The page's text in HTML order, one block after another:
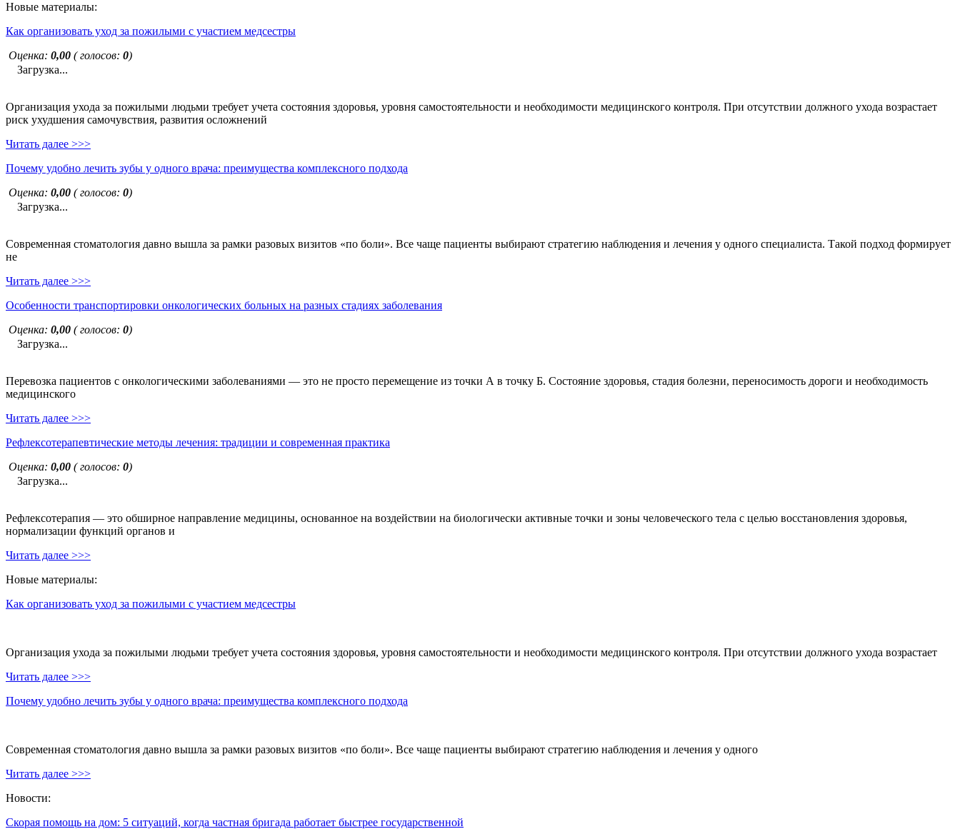
Новые материалы:
Как организовать уход за пожилыми с участием медсестры
Оценка: 0,00 ( голосов: 0)
Загрузка...
Организация ухода за пожилыми людьми требует учета состояния здоровья, уровня самостоятельности и необходимости медицинского контроля. При отсутствии должного ухода возрастает
риск ухудшения самочувствия, развития осложнений
Читать далее >>>
Почему удобно лечить зубы у одного врача: преимущества комплексного подхода
Оценка: 0,00 ( голосов: 0)
Загрузка...
Современная стоматология давно вышла за рамки разовых визитов «по боли». Все чаще пациенты выбирают стратегию наблюдения и лечения у одного специалиста. Такой подход формирует
не
Читать далее >>>
Особенности транспортировки онкологических больных на разных стадиях заболевания
Оценка: 0,00 ( голосов: 0)
Загрузка...
Перевозка пациентов с онкологическими заболеваниями — это не просто перемещение из точки А в точку Б. Состояние здоровья, стадия болезни, переносимость дороги и необходимость
медицинского
Читать далее >>>
Рефлексотерапевтические методы лечения: традиции и современная практика
Оценка: 0,00 ( голосов: 0)
Загрузка...
Рефлексотерапия — это обширное направление медицины, основанное на воздействии на биологически активные точки и зоны человеческого тела с целью восстановления здоровья,
нормализации функций органов и
Читать далее >>>
Новые материалы:
Как организовать уход за пожилыми с участием медсестры
Организация ухода за пожилыми людьми требует учета состояния здоровья, уровня самостоятельности и необходимости медицинского контроля. При отсутствии должного ухода возрастает
Читать далее >>>
Почему удобно лечить зубы у одного врача: преимущества комплексного подхода
Современная стоматология давно вышла за рамки разовых визитов «по боли». Все чаще пациенты выбирают стратегию наблюдения и лечения у одного
Читать далее >>>
Новости:
Скорая помощь на дом: 5 ситуаций, когда частная бригада работает быстрее государственной